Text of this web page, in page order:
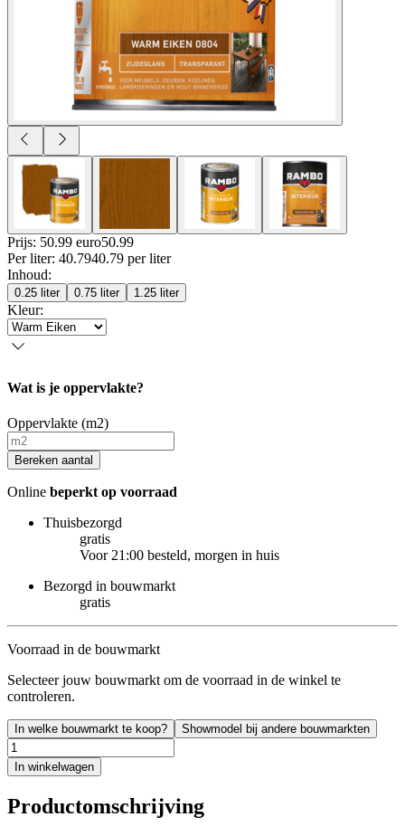
Prijs: 50.99 euro50.99
Per liter: 40.7940.79 per liter
Inhoud:
0.25 liter 0.75 liter 1.25 liter
Kleur:
Wat is je oppervlakte?
Oppervlakte (m2)
Bereken aantal
Online beperkt op voorraad
Thuisbezorgd
gratis
Voor 21:00 besteld, morgen in huis
Bezorgd in bouwmarkt
gratis
Voorraad in de bouwmarkt
Selecteer jouw bouwmarkt om de voorraad in de winkel te
controleren.
In welke bouwmarkt te koop? Showmodel bij andere bouwmarkten
In winkelwagen
Productomschrijving